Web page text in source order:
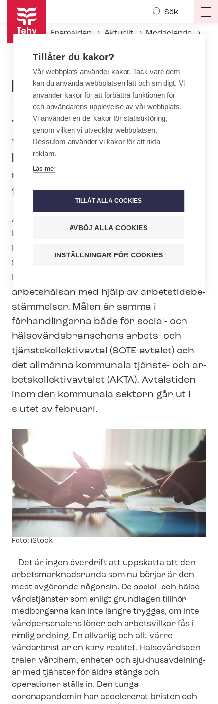
Hoppa
huvudinnehåll
Sök
Framsidan Aktuellt
Meddelande
ARTICLE
CATEGORY
MEDDELANDE
11.1.2022 | 10:30
Tehy och SuPer: Bristen på
vårdare måste lösas vid ar­
bets­mark­nads­bor­det,
statsmakten ansvarar för
finansieringen
Ar­bets­mark­nads­för­hand­ling­ar­na inom
kommunsektorn inleds officiellt
idag. Vård­or­ga­ni­sa­tio­ner­na Tehys och
SuPers främsta mål är att förbättra
lönerna, främja lika lön samt förbättra
arbetshälsan med hjälp av ar­bets­tids­be­
stäm­mel­ser. Målen är samma i
förhandlingarna både för social- och
häl­so­vårds­bran­schens arbets- och
tjäns­te­kol­lek­tivav­tal (SOTE-avtalet) och
det allmänna kommunala tjänste- och ar­
betskol­lek­tivav­ta­let (AKTA). Avtalstiden
inom den kommunala sektorn går ut i
slutet av februari.
Image
Foto: iStock
– Det är ingen överdrift att uppskatta att den
ar­bets­mark­nads­run­da som nu börjar är den
mest avgörande någonsin. De social- och häl­so­
vårds­tjäns­ter som enligt grundlagen tillhör
medborgarna kan inte längre tryggas, om inte
vårdpersonalens löner och arbetsvillkor fås i
rimlig ordning. En allvarlig och allt värre
vårdarbrist är en kärv realitet. Häl­so­vårds­cen­
tra­ler, vårdhem, enheter och sjuk­hus­av­del­ning­
ar med tjänster för äldre stängs och
operationer ställs in. Den tunga
coronapandemin har accelererat bristen och
Tillåter du kakor?
Vår webbplats använder kakor. Tack vare dem
kan du använda webbplatsen lätt och smidigt. Vi
använder kakor för att förbättra funktionen för
och användarens upplevelse av vår webbplats.
Vi använder en del kakor för statistikföring,
genom vilken vi utvecklar webbplatsen.
Dessutom använder vi kakor för att rikta
reklam.
Läs mer
TILLÅT ALLA COOKIES
AVBÖJ ALLA COOKIES
INSTÄLLNINGAR FÖR COOKIES